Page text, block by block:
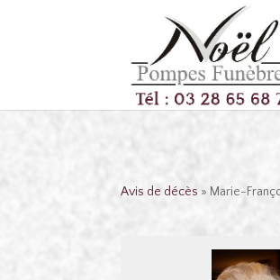
Avis de décès » Marie-